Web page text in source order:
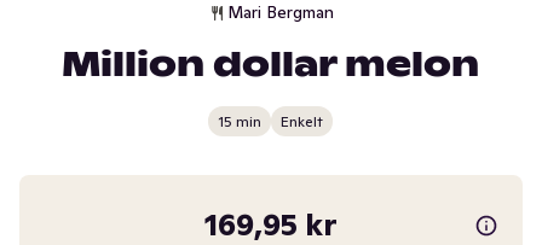
Mari Bergman
Million dollar melon
15 min Enkelt
169,95 kr